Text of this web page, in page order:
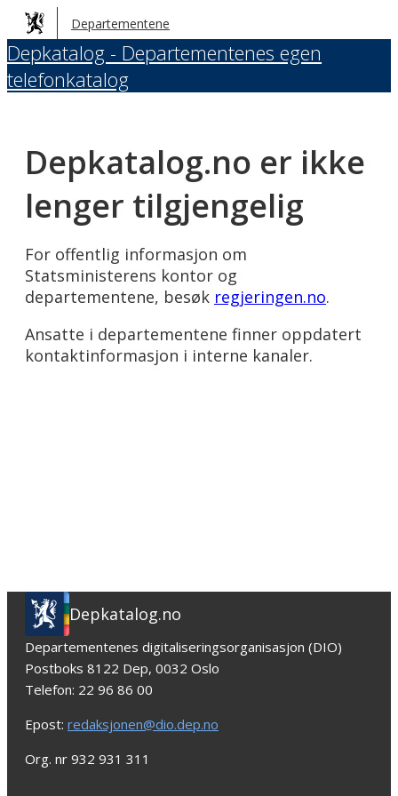
Hopp
til
hovedinnhold
Departementene
Depkatalog - Departementenes egen
telefonkatalog
Depkatalog.no er ikke
lenger tilgjengelig
For offentlig informasjon om
Statsministerens kontor og
departementene, besøk regjeringen.no.
Ansatte i departementene finner oppdatert
kontaktinformasjon i interne kanaler.
Depkatalog.no
Departementenes digitaliseringsorganisasjon (DIO)
Postboks 8122 Dep, 0032 Oslo
Telefon: 22 96 86 00
Epost: redaksjonen@dio.dep.no
Org. nr 932 931 311